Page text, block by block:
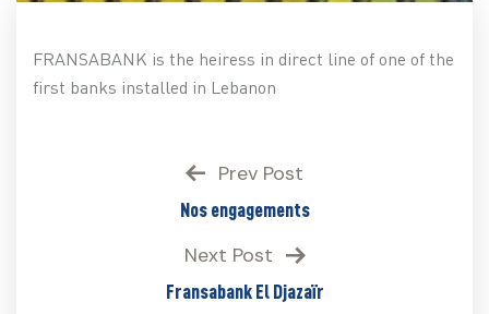
FRANSABANK is the heiress in direct line of one of the
first banks installed in Lebanon
Prev Post
Nos engagements
Next Post
Fransabank El Djazaïr